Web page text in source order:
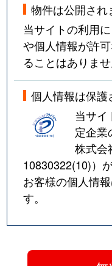
物件は公開され
当サイトの利用
や個人情報が許
ることはありませ
個人情報は保護
当サイ
定企業
株式会
10830322(10)）
お客様の個人情
す。